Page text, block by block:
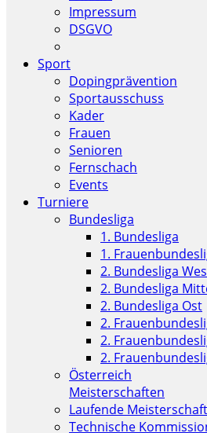
Impressum
DSGVO
Sport
Dopingprävention
Sportausschuss
Kader
Frauen
Senioren
Fernschach
Events
Turniere
Bundesliga
1. Bundesliga
1.
2. Bundesliga
2. Bundesliga
2. Bundesliga Ost
2.
2.
2.
Österreich
Meisterschaften
Laufende Meisterschaft
Technische